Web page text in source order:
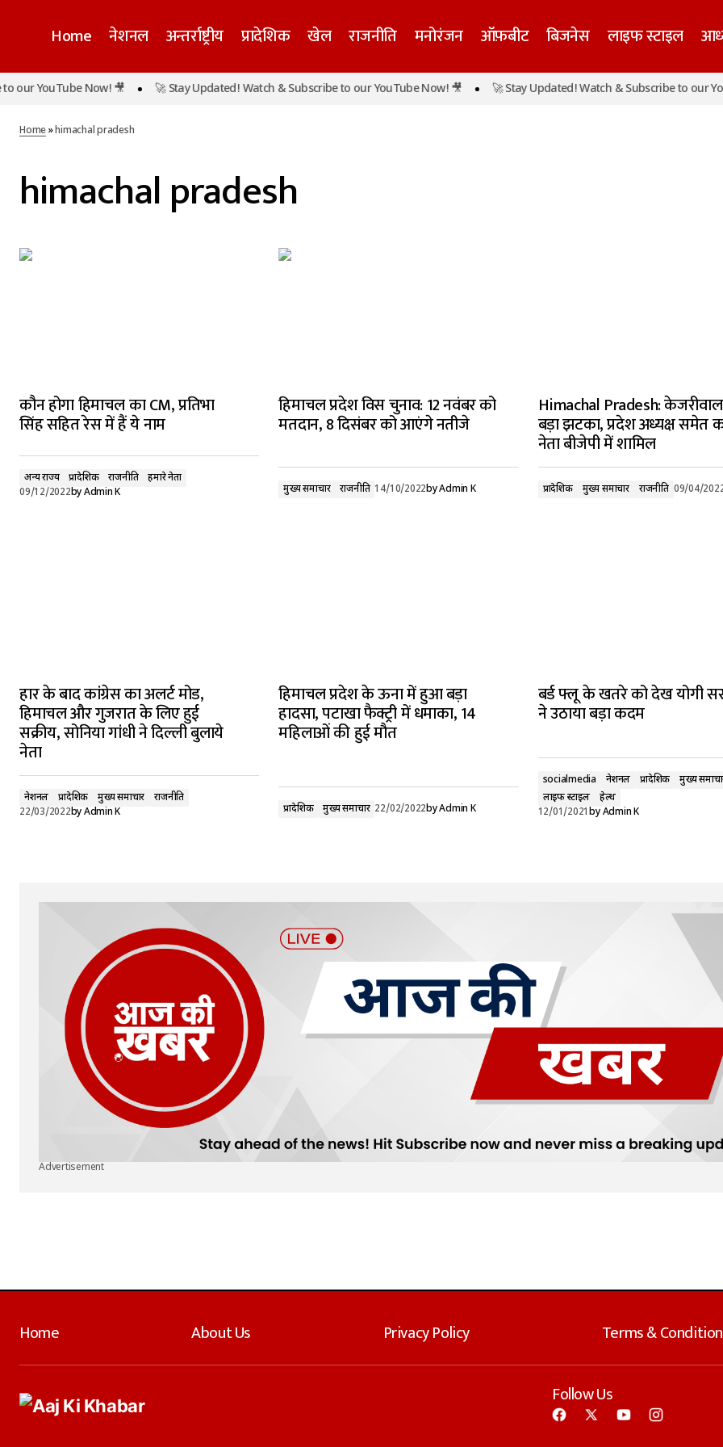
Home नेशनल अन्तर्राष्ट्रीय प्रादेशिक खेल राजनीति मनोरंजन ऑफ़बीट बिजनेस लाइफ स्टाइल
YouTube Now! 🎥 🚀 Stay Updated! Watch & Subscribe to our YouTube Now! 🎥 🚀 Stay Updated! Watch & Subscribe to our
Home»himachal pradesh
himachal pradesh
कौन होगा हिमाचल का CM, प्रतिभा
सिंह सहित रेस में हैं ये नाम
अन्य राज्य प्रादेशिक राजनीति
हमारे नेता
09/12/2022byAdmin K
हिमाचल प्रदेश विस चुनाव: 12 नवंबर को
मतदान, 8 दिसंबर को आएंगे नतीजे
मुख्य समाचार राजनीति 14/10/2022byAdmin K
Himachal Pradesh:
बड़ा झटका, प्रदेश अध्यक्ष समेत
नेता बीजेपी में शामिल
प्रादेशिक मुख्य समाचार राजनीति 09/04/
हार के बाद कांग्रेस का अलर्ट मोड,
हिमाचल और गुजरात के लिए हुई
सक्रीय, सोनिया गांधी ने दिल्ली बुलाये
नेता
नेशनल प्रादेशिक मुख्य समाचार
राजनीति
22/03/2022byAdmin K
हिमाचल प्रदेश के ऊना में हुआ बड़ा
हादसा, पटाखा फैक्ट्री में धमाका, 14
महिलाओं की हुई मौत
प्रादेशिक मुख्य समाचार 22/02/2022byAdmin K
बर्ड फ्लू के खतरे को देख योगी
ने उठाया बड़ा कदम
socialmedia नेशनल प्रादेशिक
मुख्य
लाइफ स्टाइल
हेल्थ
12/01/2021by Admin K
Advertisement
Home About Us Privacy Policy Terms &
Follow Us